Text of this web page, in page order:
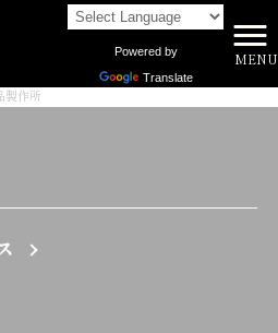
Powered by
Translate
MENU
製作所